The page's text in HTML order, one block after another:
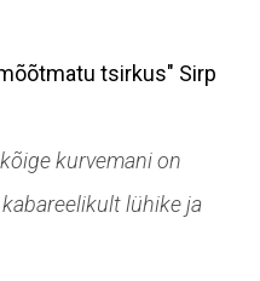
tsirkus" Sirp
kurvemani on
kabareelikult lühike ja